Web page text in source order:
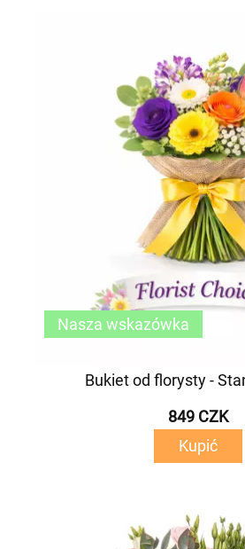
Bukiet od florysty -
849 CZK
Kupić
Nasza wskazówka